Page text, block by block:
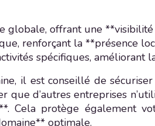
globale, offrant une
renforçant la **présence
spécifiques, améliorant
il est conseillé de
d’autres entreprises
Cela protège également
optimale.